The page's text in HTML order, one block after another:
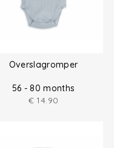
Overslagromper
56 - 80 months
€ 14.90